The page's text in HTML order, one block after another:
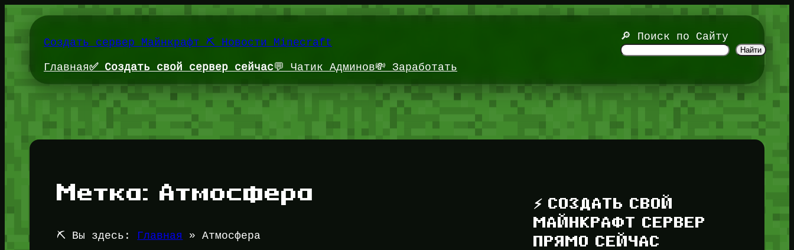
Перейти
к
содержимомуСоздать сервер Майнкрафт ⛏️ Новости Minecraft
🔎 Поиск по Сайту
Найти
Главная✅ Создать свой сервер сейчас💬 Чатик Админов💸 Заработать
Метка:Атмосфера
⛏️ Вы здесь: Главная »Атмосфера
⚡ СОЗДАТЬ СВОЙ
МАЙНКРАФТ СЕРВЕР
ПРЯМО СЕЙЧАС